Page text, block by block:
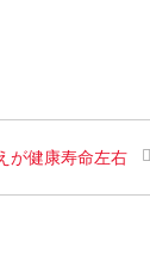
が健康寿命左右